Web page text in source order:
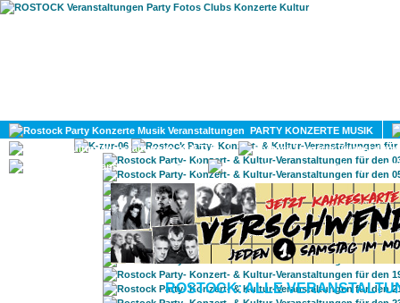
PARTY KONZERTE MUSIK
KULTUR
GAY
ROSTOCK: ALLE